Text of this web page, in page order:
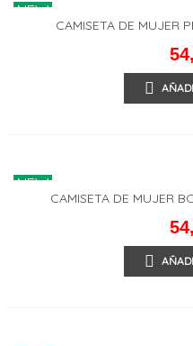
NEW
CAMISETA DE MUJER
NEW
CAMISETA DE MUJER